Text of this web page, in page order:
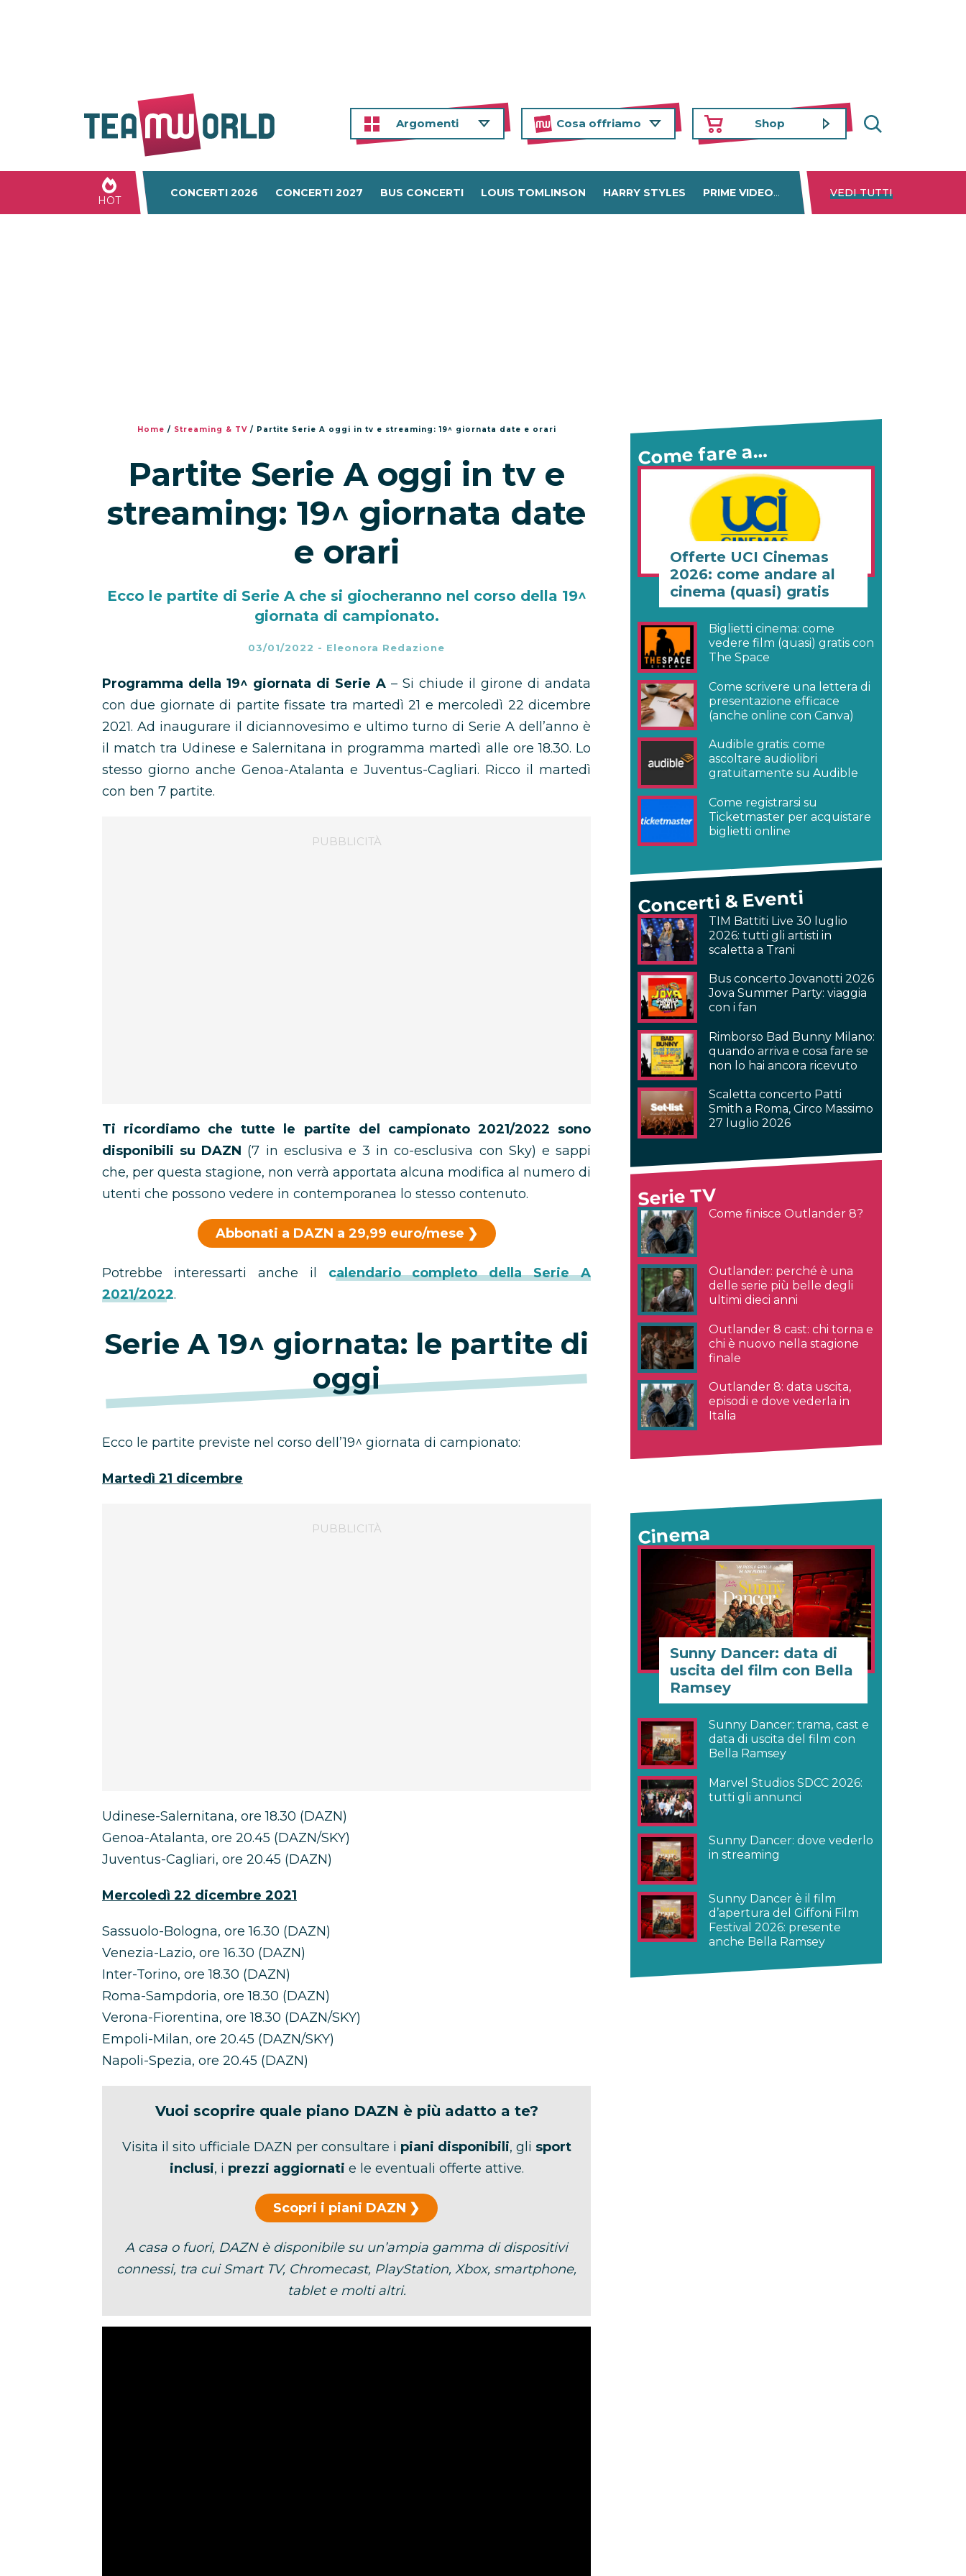
Argomenti Cosa offriamo Shop
HOT
CONCERTI 2026 CONCERTI 2027 BUS CONCERTI LOUIS TOMLINSON HARRY STYLES PRIME VIDEO DISNEY+ NETFLIX
VEDI TUTTI
Home / Streaming & TV/ Partite Serie A oggi in tv e streaming: 19^ giornata date e orari
Partite Serie A oggi in tv e
streaming: 19^ giornata date
e orari
Ecco le partite di Serie A che si giocheranno nel corso della 19^
giornata di campionato.
03/01/2022 - Eleonora Redazione
Programma della 19^ giornata di Serie A – Si chiude il girone di andata
con due giornate di partite fissate tra martedì 21 e mercoledì 22 dicembre
2021. Ad inaugurare il diciannovesimo e ultimo turno di Serie A dell’anno è
il match tra Udinese e Salernitana in programma martedì alle ore 18.30. Lo
stesso giorno anche Genoa-Atalanta e Juventus-Cagliari. Ricco il martedì
con ben 7 partite.
Ti ricordiamo che tutte le partite del campionato 2021/2022 sono
disponibili su DAZN (7 in esclusiva e 3 in co-esclusiva con Sky) e sappi
che, per questa stagione, non verrà apportata alcuna modifica al numero di
utenti che possono vedere in contemporanea lo stesso contenuto.
Abbonati a DAZN a 29,99 euro/mese
Potrebbe interessarti anche il calendario completo della Serie A
2021/2022.
Serie A 19^ giornata: le partite di
oggi
Ecco le partite previste nel corso dell’19^ giornata di campionato:
Martedì 21 dicembre
Udinese-Salernitana, ore 18.30 (DAZN)
Genoa-Atalanta, ore 20.45 (DAZN/SKY)
Juventus-Cagliari, ore 20.45 (DAZN)
Mercoledì 22 dicembre 2021
Sassuolo-Bologna, ore 16.30 (DAZN)
Venezia-Lazio, ore 16.30 (DAZN)
Inter-Torino, ore 18.30 (DAZN)
Roma-Sampdoria, ore 18.30 (DAZN)
Verona-Fiorentina, ore 18.30 (DAZN/SKY)
Empoli-Milan, ore 20.45 (DAZN/SKY)
Napoli-Spezia, ore 20.45 (DAZN)
Vuoi scoprire quale piano DAZN è più adatto a te?
Visita il sito ufficiale DAZN per consultare i piani disponibili, gli sport
inclusi, i prezzi aggiornati e le eventuali offerte attive.
Scopri i piani DAZN
A casa o fuori, DAZN è disponibile su un’ampia gamma di dispositivi
connessi, tra cui Smart TV, Chromecast, PlayStation, Xbox, smartphone,
tablet e molti altri.
Come fare a…
Offerte UCI Cinemas
2026: come andare al
cinema (quasi) gratis
Biglietti cinema: come
vedere film (quasi) gratis con
The Space
Come scrivere una lettera di
presentazione efficace
(anche online con Canva)
Audible gratis: come
ascoltare audiolibri
gratuitamente su Audible
Come registrarsi su
Ticketmaster per acquistare
biglietti online
Concerti & Eventi
TIM Battiti Live 30 luglio
2026: tutti gli artisti in
scaletta a Trani
Bus concerto Jovanotti 2026
Jova Summer Party: viaggia
con i fan
Rimborso Bad Bunny Milano:
quando arriva e cosa fare se
non lo hai ancora ricevuto
Scaletta concerto Patti
Smith a Roma, Circo Massimo
27 luglio 2026
Serie TV
Come finisce Outlander 8?
Outlander: perché è una
delle serie più belle degli
ultimi dieci anni
Outlander 8 cast: chi torna e
chi è nuovo nella stagione
finale
Outlander 8: data uscita,
episodi e dove vederla in
Italia
Cinema
Sunny Dancer: data di
uscita del film con Bella
Ramsey
Sunny Dancer: trama, cast e
data di uscita del film con
Bella Ramsey
Marvel Studios SDCC 2026:
tutti gli annunci
Sunny Dancer: dove vederlo
in streaming
Sunny Dancer è il film
d’apertura del Giffoni Film
Festival 2026: presente
anche Bella Ramsey